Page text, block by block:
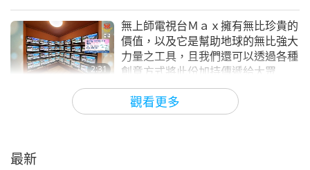
＊目前跨越悠樂（越南）四十五省的師兄師姊們參與
這項專案。我們力求覆蓋全部六十三省，以形成一個
＊將近無限量的無上師電視台加大版螢幕現在確保全
親愛的師父，我們誠摯希望這個消息為您的內心帶來
觀看更多
2:31
無上師電視台Ｍａｘ擁有無比珍貴的
價值，以及它是幫助地球的無比強大
力量之工具，且我們還可以透過各種
創意方式將此份加持傳遞給大眾
2025-04-04
最新